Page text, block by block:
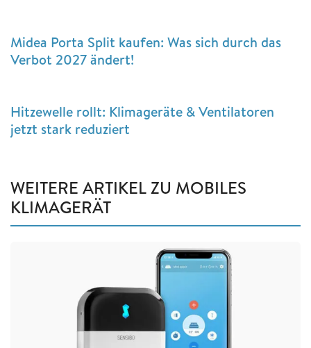
Midea Porta Split kaufen: Was sich durch das
Verbot 2027 ändert!
Hitzewelle rollt: Klimageräte & Ventilatoren
jetzt stark reduziert
WEITERE ARTIKEL ZU MOBILES
KLIMAGERÄT